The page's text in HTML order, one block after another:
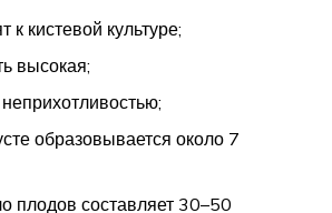
к кистевой культуре;
высокая;
образовывается около 7
плодов составляет 30–50